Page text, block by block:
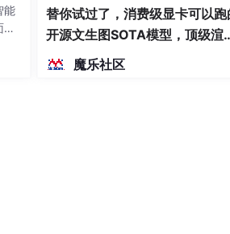
能
替你试过了，消费级显卡可以跑
开源文生图SOTA模型，顶级渲
染、高密度文本绘图
魔乐社区